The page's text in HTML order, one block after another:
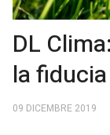
DL
la
09 DICEMBRE 2019